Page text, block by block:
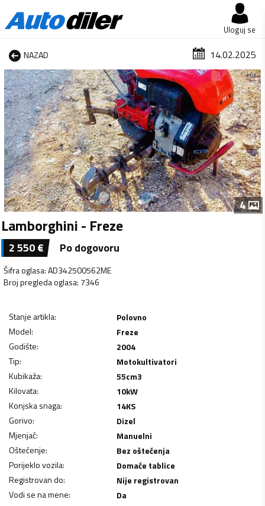
Uloguj se
NAZAD 14.02.2025
1 od 4
4
Lamborghini - Freze
2 550€ Po dogovoru
Šifra oglasa:AD342500562ME
Broj pregleda oglasa: 7346
Stanje artikla:
Polovno
Model:
Freze
Godište:
2004
Tip:
Motokultivatori
Kubikaža: 55cm3
Kilovata: 10kW
Konjska snaga: 14KS
Gorivo:
Dizel
Mjenjač:
Manuelni
Oštećenje:
Bez oštećenja
Porijeklo vozila:
Domaće tablice
Registrovan do:
Nije registrovan
Vodi se na mene: Da